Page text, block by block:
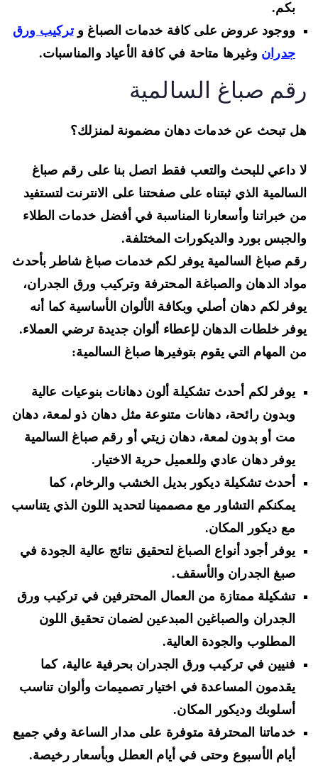
بكم.
ووجود عروض على كافة خدمات الصباغ وتركيب ورق
جدرانوغيرها متاحة في كافة الأعياد والمناسبات.
صباغ السالمية
تبحث عن خدمات دهان مضمونة لمنزلك؟
داعي للبحث والتعب فقط اتصل بنا على رقم صباغ
الذي ثبتناه على صفحتنا على الانترنت لتستفيد
خبراتنا وأسعارنا المناسبة في أفضل خدمات الطلاء
بورد والديكورات المختلفة.
صباغ السالمية يوفر لكم خدمات صباغ شاطر بأحدث
الدهان والصباغة المحترفة وتركيب ورق الجدران،
لكم دهان أصلي وبكافة الألوان الأساسية كما أنه
خلطات الدهان لإعطاء ألوان جديدة ترضي العملاء.
المهام التي يقوم بتوفيرها صباغ السالمية:
يوفر لكم أحدث تشكيلة ألون دهانات بنوعيات عالية
وبدون رائحة، دهانات متنوعة مثل دهان ذو لمعة، دهان
مت أو بدون لمعة، دهان زيتي أو رقم صباغ السالمية
يوفر دهان عادي وللعميل حرية الاختيار.
أحدث تشكيلة ديكور بديل الخشب والرخام، كما
يمكنكم التشاور مع مصممينا لتحديد اللون الذي يتناسب
مع ديكور المكان.
يوفر أجود أنواع الصباغ لتحقيق نتائج عالية الجودة في
صبغ الجدران والأسقف.
تشكيلة ممتازة من العمال المحترفين في تركيب ورق
الجدران والصباغين المبدعين لضمان تحقيق اللون
المطلوب والجودة العالية.
فنيين في تركيب ورق الجدران بحرفية عالية، كما
يقدمون المساعدة في اختيار تصميمات وألوان تناسب
أسلوبك وديكور المكان.
خدماتنا المحترفة متوفرة على مدار الساعة وفي جميع
أيام الأسبوع وحتى في أيام العطل وبأسعار رخيصة.